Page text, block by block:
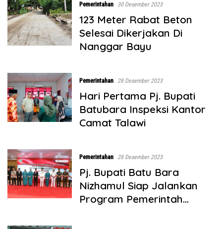
Pemerintahan 30 Desember 2023
123 Meter Rabat Beton
Selesai Dikerjakan Di
Nanggar Bayu
Pemerintahan 28 Desember 2023
Hari Pertama Pj. Bupati
Batubara Inspeksi Kantor
Camat Talawi
Pemerintahan 28 Desember 2023
Pj. Bupati Batu Bara
Nizhamul Siap Jalankan
Program Pemerintah